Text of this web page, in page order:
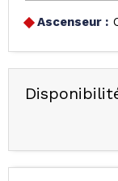
Ascenseur :